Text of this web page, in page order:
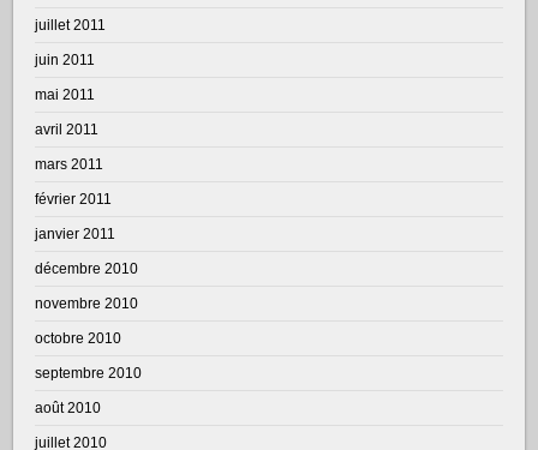
juillet 2011
juin 2011
mai 2011
avril 2011
mars 2011
février 2011
janvier 2011
décembre 2010
novembre 2010
octobre 2010
septembre 2010
août 2010
juillet 2010